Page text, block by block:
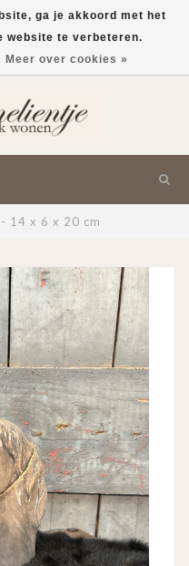
14 x 6 x 20 cm
ga je akkoord met het
website te verbeteren.
Meer over cookies »